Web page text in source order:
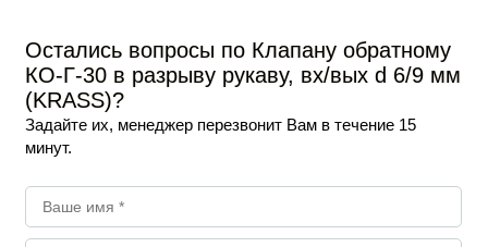
Остались вопросы по Клапану обратному
КО-Г-30 в разрыву рукаву, вх/вых d 6/9 мм
(KRASS)?
Задайте их, менеджер перезвонит Вам в течение 15
минут.